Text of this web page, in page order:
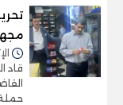
الإثنين
قاد
حملة